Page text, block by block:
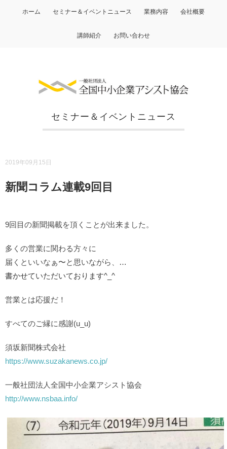
ホーム セミナー＆イベントニュース 業務内容 会社概要
講師紹介 お問い合わせ
セミナー＆イベントニュース
2019年09月15日
新聞コラム連載9回目
9回目の新聞掲載を頂くことが出来ました。
多くの営業に関わる方々に
届くといいなぁ〜と思いながら、
…
書かせていただいております^_^
営業とは応援だ！
すべてのご縁に感謝(u_u)
須坂新聞株式会社
https://www.suzakanews.co.jp/
一般社団法人全国中小企業アシスト協会
http://www.nsbaa.info/